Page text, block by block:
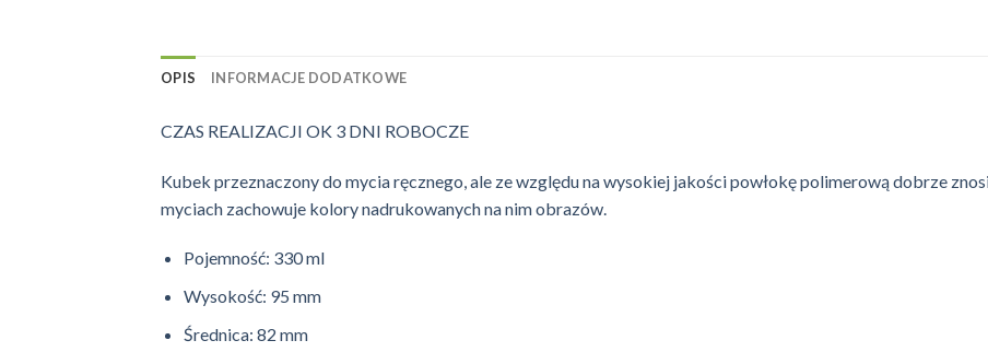
OPIS INFORMACJE DODATKOWE
CZAS REALIZACJI OK 3 DNI ROBOCZE
Kubek przeznaczony do mycia ręcznego, ale ze względu na wysokiej jakości powłokę polimerową dobrze
myciach zachowuje kolory nadrukowanych na nim obrazów.
Pojemność: 330 ml
Wysokość: 95 mm
Średnica: 82 mm